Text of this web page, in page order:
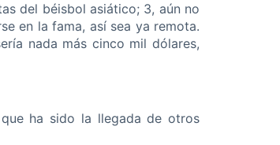
del béisbol asiático; 3, aún no
en la fama, así sea ya remota.
nada más cinco mil dólares,
ha sido la llegada de otros